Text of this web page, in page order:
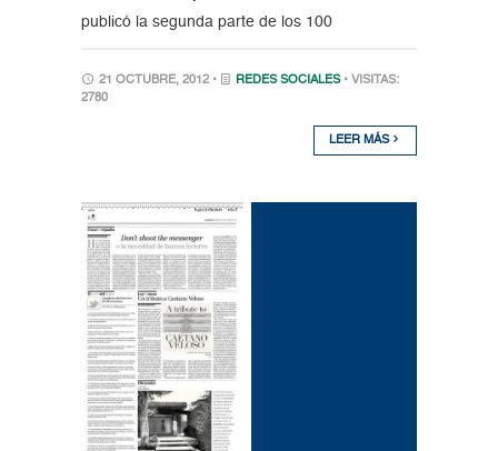
publicó la segunda parte de los 100
21 OCTUBRE, 2012 • REDES SOCIALES • VISITAS:
2780
LEER MÁS